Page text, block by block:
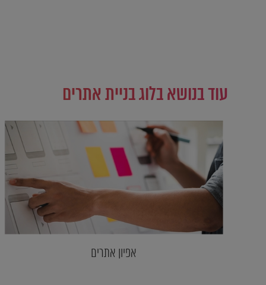
עוד בנושא בלוג בניית אתרים
אפיון אתרים